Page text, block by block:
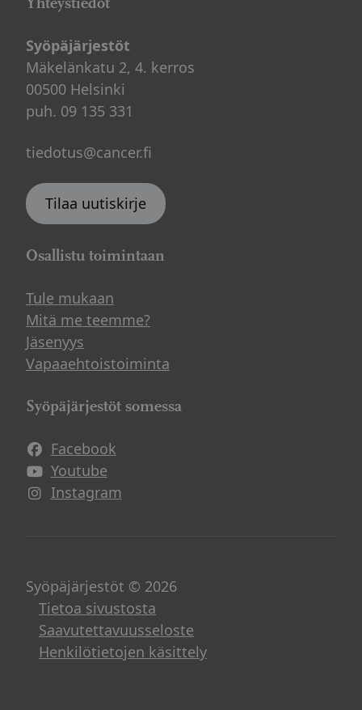
Syöpäjärjestöt
Mäkelänkatu 2, 4. kerros
00500 Helsinki
puh. 09 135 331
tiedotus@cancer.fi
Tilaa uutiskirje
Osallistu toimintaan
Tule mukaan
Mitä me teemme?
Jäsenyys
Vapaaehtoistoiminta
Syöpäjärjestöt somessa
Facebook
Avautuu uuteen ikkunaan
Youtube
Avautuu uuteen ikkunaan
Instagram
Avautuu uuteen ikkunaan
Syöpäjärjestöt © 2026
Tietoa sivustosta
Saavutettavuusseloste
Henkilötietojen käsittely